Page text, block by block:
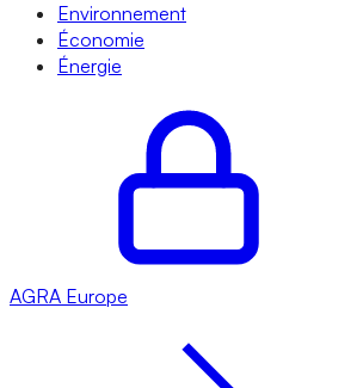
Environnement
Économie
Énergie
AGRA Europe